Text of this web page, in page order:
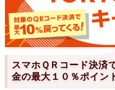
スマホＱＲコード決済
金の最大１０％ポイン